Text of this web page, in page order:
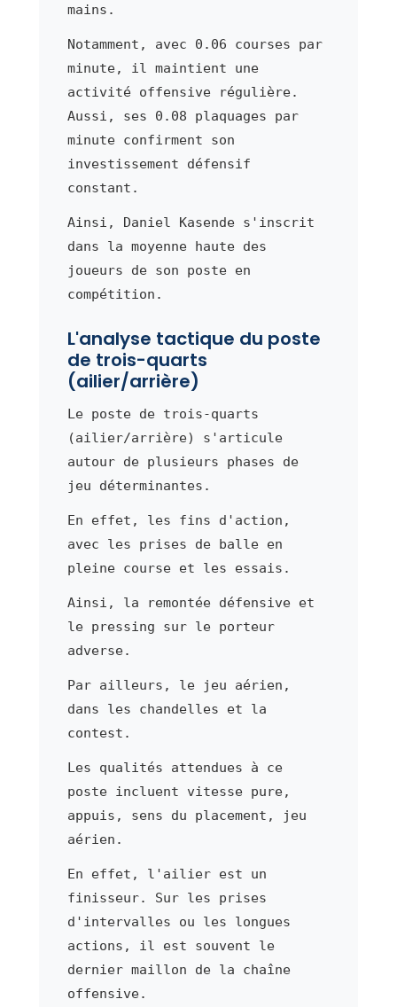
mains.
Notamment, avec 0.06 courses par
minute, il maintient une
activité offensive régulière.
Aussi, ses 0.08 plaquages par
minute confirment son
investissement défensif
constant.
Ainsi, Daniel Kasende s'inscrit
dans la moyenne haute des
joueurs de son poste en
compétition.
L'analyse tactique du poste
de trois-quarts
(ailier/arrière)
Le poste de trois-quarts
(ailier/arrière) s'articule
autour de plusieurs phases de
jeu déterminantes.
En effet, les fins d'action,
avec les prises de balle en
pleine course et les essais.
Ainsi, la remontée défensive et
le pressing sur le porteur
adverse.
Par ailleurs, le jeu aérien,
dans les chandelles et la
contest.
Les qualités attendues à ce
poste incluent vitesse pure,
appuis, sens du placement, jeu
aérien.
En effet, l'ailier est un
finisseur. Sur les prises
d'intervalles ou les longues
actions, il est souvent le
dernier maillon de la chaîne
offensive.